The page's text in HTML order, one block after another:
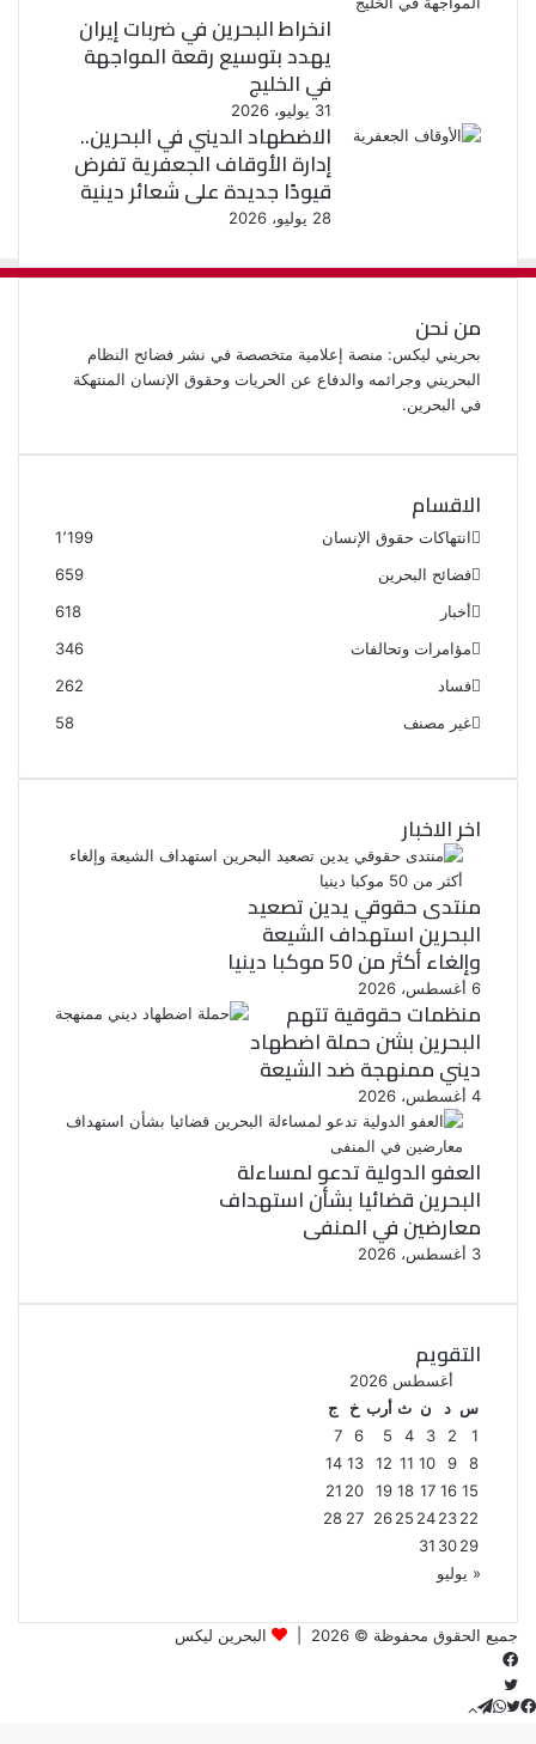
انخراط البحرين في ضربات إيران
يهدد بتوسيع رقعة المواجهة
في الخليج
31 يوليو، 2026
الاضطهاد الديني في البحرين..
إدارة الأوقاف الجعفرية تفرض
قيودًا جديدة على شعائر دينية
28 يوليو، 2026
من نحن
بحريني ليكس: منصة إعلامية متخصصة في نشر فضائح النظام
البحريني وجرائمه والدفاع عن الحريات وحقوق الإنسان المنتهكة
في البحرين.
الاقسام
انتهاكات حقوق الإنسان
1٬199
فضائح البحرين
659
أخبار
618
مؤامرات وتحالفات
346
فساد
262
غير مصنف
58
اخر الاخبار
منتدى حقوقي يدين تصعيد
البحرين استهداف الشيعة
وإلغاء أكثر من 50 موكبا دينيا
6 أغسطس، 2026
منظمات حقوقية تتهم
البحرين بشن حملة اضطهاد
ديني ممنهجة ضد الشيعة
4 أغسطس، 2026
العفو الدولية تدعو لمساءلة
البحرين قضائيا بشأن استهداف
معارضين في المنفى
3 أغسطس، 2026
التقويم
أغسطس 2026
س د ن ث أرب خ
ج
1
2
3
4
5
6
7
8
9
10
11
12
13
14
15
16
17
18
19
20
21
22
23
24
25
26
27
28
29
30
31
« يوليو
جميع الحقوق محفوظة © 2026 |
البحرين ليكس
فيسبوك
تويتر
واتساب
تيلقرام